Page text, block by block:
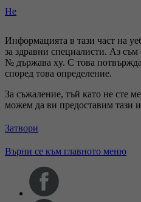
Не
Информацията в тази част на
за здравни специалисти. Аз
№ държава xy. С това
според това определение.
За съжаление, тъй като не сте
можем да ви предоставим тази
Затвори
Върни се към главното меню